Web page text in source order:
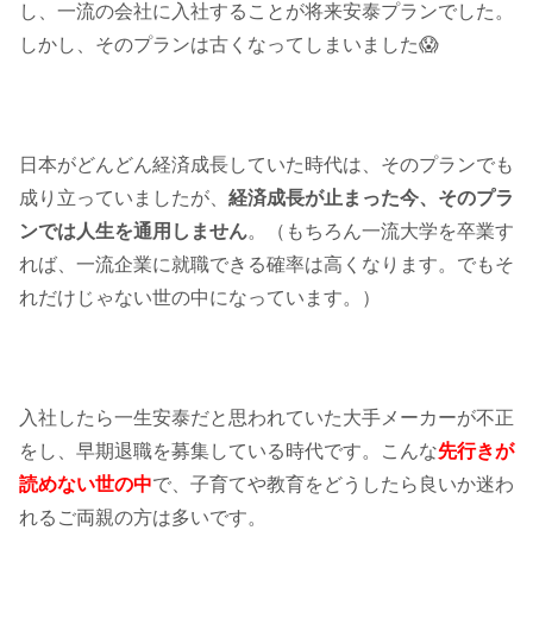
し、一流の会社に入社することが将来安泰プランでした。
しかし、そのプランは古くなってしまいました😱
日本がどんどん経済成長していた時代は、そのプランでも
成り立っていましたが、 経済成長が止まった今、そのプラ
ンでは人生を通用しません。（もちろん一流大学を卒業す
れば、一流企業に就職できる確率は高くなります。でもそ
れだけじゃない世の中になっています。）
入社したら一生安泰だと思われていた大手メーカーが不正
をし、早期退職を募集している時代です。こんな先行きが
読めない世の中で、子育てや教育をどうしたら良いか迷わ
れるご両親の方は多いです。